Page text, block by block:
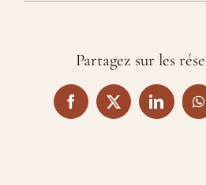
Partagez sur les
Facebook
X LinkedIn